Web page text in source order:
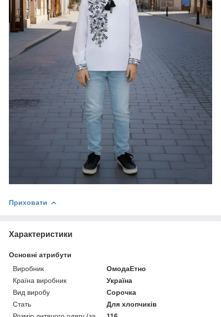
Приховати
Характеристики
Основні атрибути
Виробник
ОмодаЕтно
Країна виробник
Україна
Вид виробу
Сорочка
Стать
Для хлопчиків